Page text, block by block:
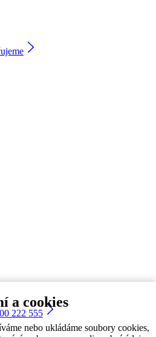
a cookies
nebo ukládáme soubory cookies,
222 555